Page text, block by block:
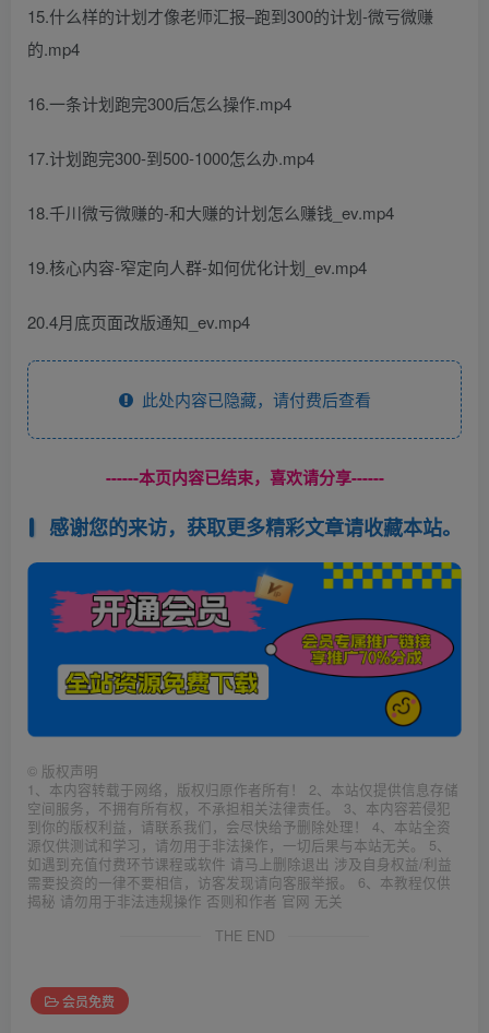
15.什么样的计划才像老师汇报–跑到300的计划-微亏微赚
的.mp4
16.一条计划跑完300后怎么操作.mp4
17.计划跑完300-到500-1000怎么办.mp4
18.千川微亏微赚的-和大赚的计划怎么赚钱_ev.mp4
19.核心内容-窄定向人群-如何优化计划_ev.mp4
20.4月底页面改版通知_ev.mp4
此处内容已隐藏，请付费后查看
------本页内容已结束，喜欢请分享------
感谢您的来访，获取更多精彩文章请收藏本站。
© 版权声明
1、本内容转载于网络，版权归原作者所有！ 2、本站仅提供信息存储
空间服务，不拥有所有权，不承担相关法律责任。 3、本内容若侵犯
到你的版权利益，请联系我们，会尽快给予删除处理！ 4、本站全资
源仅供测试和学习，请勿用于非法操作，一切后果与本站无关。 5、
如遇到充值付费环节课程或软件 请马上删除退出 涉及自身权益/利益
需要投资的一律不要相信，访客发现请向客服举报。 6、本教程仅供
揭秘 请勿用于非法违规操作 否则和作者 官网 无关
THE END
会员免费